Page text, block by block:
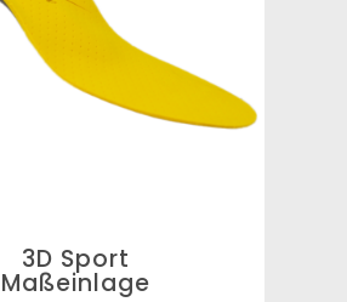
3D Sport
Maßeinlage